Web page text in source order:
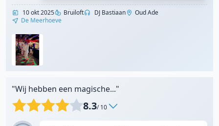
10 okt 2025 Bruiloft DJ Bastiaan
Oud Ade
De Meerhoeve
"Wij hebben een magische..."
8.3/ 10